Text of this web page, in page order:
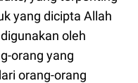
yang dicipta Allah
oleh
orang yang
orang-orang